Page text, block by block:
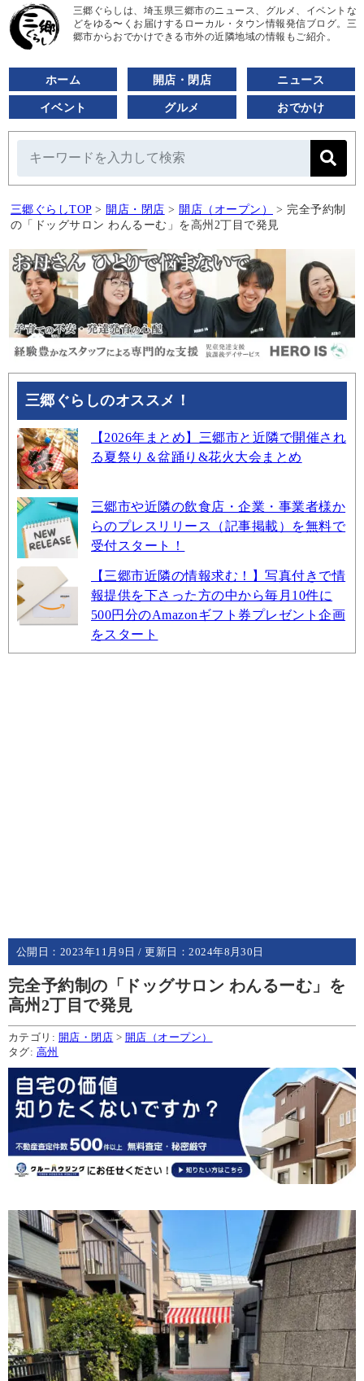
三郷ぐらしは、埼玉県三郷市のニュース、グルメ、イベントな
どをゆる〜くお届けするローカル・タウン情報発信ブログ。三
郷市からおでかけできる市外の近隣地域の情報もご紹介。
ホーム 開店・閉店 ニュース
イベント グルメ おでかけ
三郷ぐらしTOP > 開店・閉店 > 開店（オープン） > 完全予約制
の「ドッグサロン わんるーむ」を高州2丁目で発見
三郷ぐらしのオススメ！
【2026年まとめ】三郷市と近隣で開催され
る夏祭り＆盆踊り&花火大会まとめ
三郷市や近隣の飲食店・企業・事業者様か
らのプレスリリース（記事掲載）を無料で
受付スタート！
【三郷市近隣の情報求む！】写真付きで情
報提供を下さった方の中から毎月10件に
500円分のAmazonギフト券プレゼント企画
をスタート
公開日： 2023年11月9日 / 更新日：2024年8月30日
完全予約制の「ドッグサロン わんるーむ」を
高州2丁目で発見
カテゴリ: 開店・閉店 > 開店（オープン）
タグ: 高州